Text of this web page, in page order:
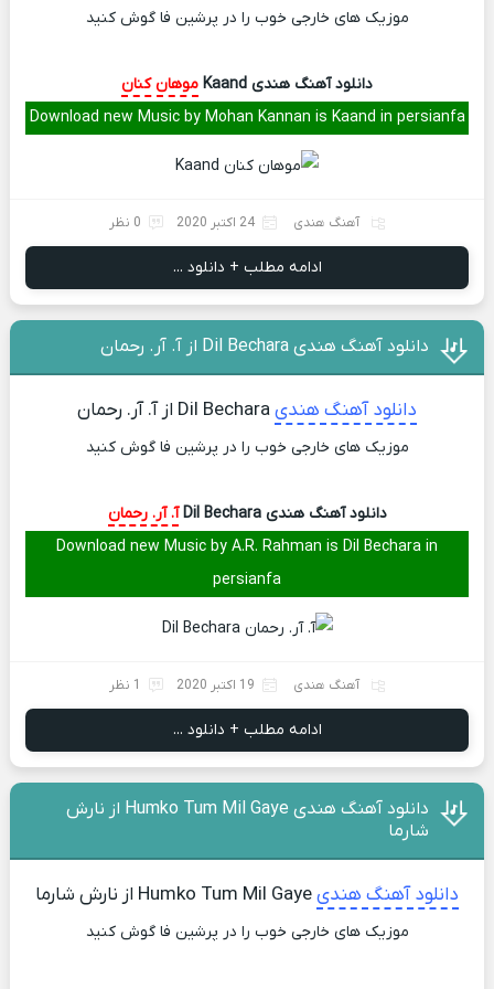
موزیک های خارجی خوب را در پرشین فا گوش کنید
دانلود آهنگ هندی Kaand
موهان کنان
Download new Music by Mohan Kannan is Kaand in persianfa
آهنگ هندی 24 اکتبر 2020 0 نظر
ادامه مطلب + دانلود ...
دانلود آهنگ هندی Dil Bechara از آ. آر. رحمان
دانلود آهنگ هندی
موزیک های خارجی خوب را در پرشین فا گوش کنید
دانلود آهنگ هندی Dil Bechara
آ. آر. رحمان
Download new Music by A.R. Rahman is Dil Bechara in
persianfa
آهنگ هندی 19 اکتبر 2020 1 نظر
ادامه مطلب + دانلود ...
دانلود آهنگ هندی Humko Tum Mil Gaye از نارش
شارما
دانلود آهنگ هندی
موزیک های خارجی خوب را در پرشین فا گوش کنید